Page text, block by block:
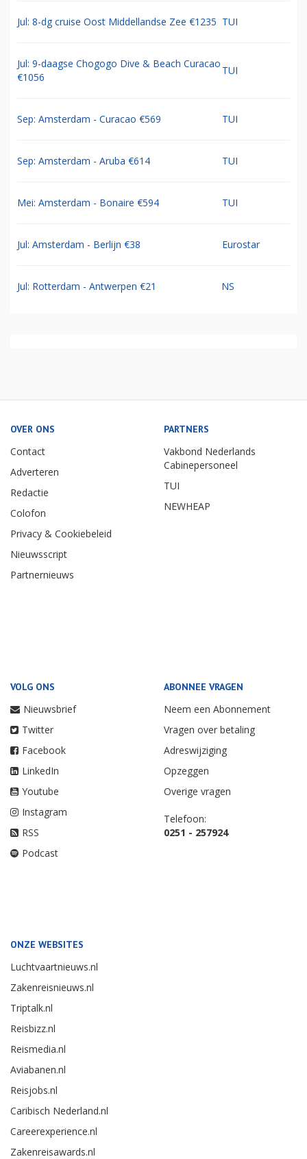
Jul: 8-dg cruise Oost Middellandse Zee €1235 TUI
Jul: 9-daagse Chogogo Dive & Beach Curacao
€1056
TUI
Sep: Amsterdam - Curacao €569 TUI
Sep: Amsterdam - Aruba €614 TUI
Mei: Amsterdam - Bonaire €594 TUI
Jul: Amsterdam - Berlijn €38 Eurostar
Jul: Rotterdam - Antwerpen €21 NS
OVER ONS
Contact
Adverteren
Redactie
Colofon
Privacy & Cookiebeleid
Nieuwsscript
Partnernieuws
PARTNERS
Vakbond Nederlands
Cabinepersoneel
TUI
NEWHEAP
VOLG ONS
Nieuwsbrief
Twitter
Facebook
LinkedIn
Youtube
Instagram
RSS
Podcast
ABONNEE VRAGEN
Neem een Abonnement
Vragen over betaling
Adreswijziging
Opzeggen
Overige vragen
Telefoon:
0251 - 257924
ONZE WEBSITES
Luchtvaartnieuws.nl
Zakenreisnieuws.nl
Triptalk.nl
Reisbizz.nl
Reismedia.nl
Aviabanen.nl
Reisjobs.nl
Caribisch Nederland.nl
Careerexperience.nl
Zakenreisawards.nl